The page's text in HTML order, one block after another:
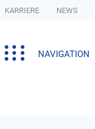
KARRIERE NEWS
NAVIGATION